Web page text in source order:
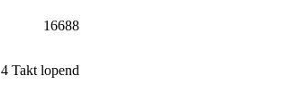
16688
4 Takt lopend